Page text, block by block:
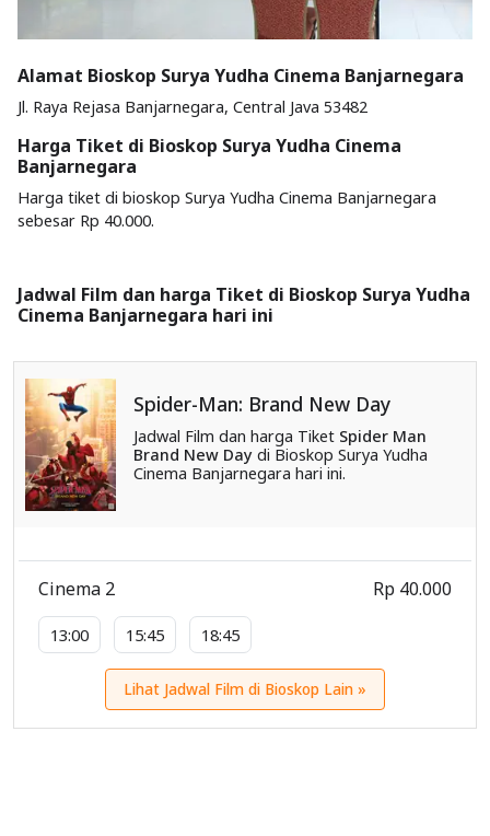
Alamat Bioskop Surya Yudha Cinema Banjarnegara
Jl. Raya Rejasa Banjarnegara, Central Java 53482
Harga Tiket di Bioskop Surya Yudha Cinema
Banjarnegara
Harga tiket di bioskop Surya Yudha Cinema Banjarnegara
sebesar Rp 40.000.
Jadwal Film dan harga Tiket di Bioskop Surya Yudha
Cinema Banjarnegara hari ini
Spider-Man: Brand New Day
Jadwal Film dan harga Tiket Spider Man
Brand New Daydi Bioskop Surya Yudha
Cinema Banjarnegara hari ini.
Cinema 2
13:00 15:45 18:45
Rp 40.000
Lihat Jadwal Film di Bioskop Lain »